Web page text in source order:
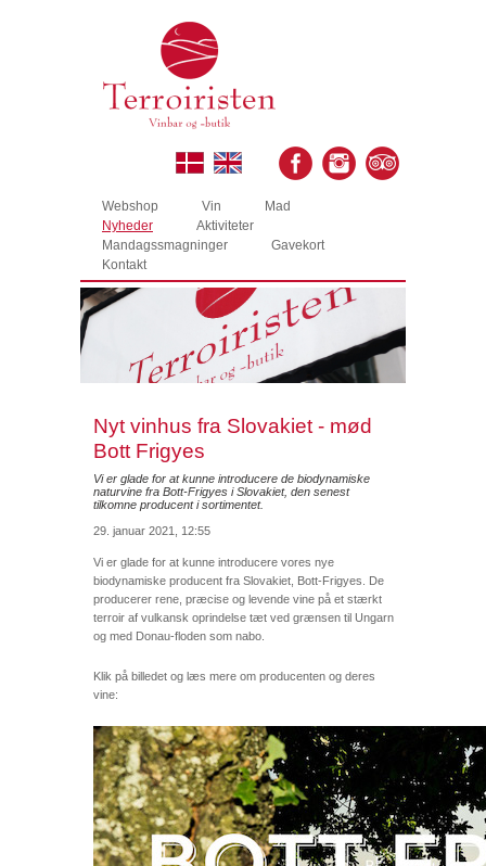
Webshop Vin
Mad
Nyheder
Aktiviteter
Mandagssmagninger
Gavekort
Kontakt
Nyt vinhus fra Slovakiet - mød
Bott Frigyes
Vi er glade for at kunne introducere de biodynamiske
naturvine fra Bott-Frigyes i Slovakiet, den senest
tilkomne producent i sortimentet.
29. januar 2021, 12:55
Vi er glade for at kunne introducere vores nye
biodynamiske producent fra Slovakiet, Bott-Frigyes. De
producerer rene, præcise og levende vine på et stærkt
terroir af vulkansk oprindelse tæt ved grænsen til Ungarn
og med Donau-floden som nabo.
Klik på billedet og læs mere om producenten og deres
vine: